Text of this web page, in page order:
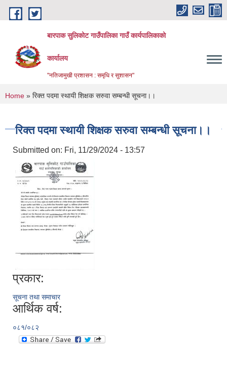
Skip to main content
बारपाक सुलिकोट गाउँपालिका गाउँ कार्यपालिकाको
कार्यालय
"नतिजामुखी प्रशासन : समृधि र सुशासन"
You are here
Home » रिक्त पदमा स्थायी शिक्षक सरुवा सम्बन्धी सूचना।।
रिक्त पदमा स्थायी शिक्षक सरुवा सम्बन्धी सूचना।।
Submitted on: Fri, 11/29/2024 - 13:57
प्रकार:
सूचना तथा समाचार
आर्थिक वर्ष:
०८१/०८२